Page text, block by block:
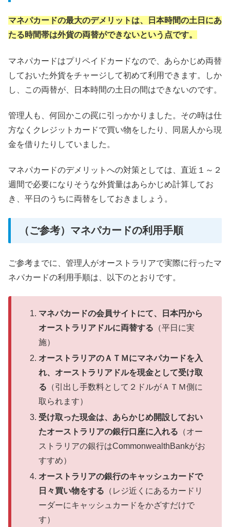
マネパカードの最大のデメリットは、日本時間の土日にあ
たる時間帯は外貨の両替ができないという点です。
マネパカードはプリペイドカードなので、あらかじめ両替
しておいた外貨をチャージして初めて利用できます。しか
し、この両替が、日本時間の土日の間はできないのです。
管理人も、何回かこの罠に引っかかりました。その時は仕
方なくクレジットカードで買い物をしたり、同居人から現
金を借りたりしていました。
マネパカードのデメリットへの対策としては、直近１～２
週間で必要になりそうな外貨量はあらかじめ計算してお
き、平日のうちに両替をしておきましょう。
（ご参考）マネパカードの利用手順
ご参考までに、管理人がオーストラリアで実際に行ったマ
ネパカードの利用手順は、以下のとおりです。
マネパカードの会員サイトにて、日本円から
オーストラリアドルに両替する （平日に実
施）
オーストラリアのＡＴＭにマネパカードを入
れ、オーストラリアドルを現金として受け取
る （引出し手数料として２ドルがＡＴＭ側に
取られます）
受け取った現金は、あらかじめ開設しておい
たオーストラリアの銀行口座に入れる （オー
ストラリアの銀行はCommonwealthBankがお
すすめ）
オーストラリアの銀行のキャッシュカードで
日々買い物をする （レジ近くにあるカードリ
ーダーにキャッシュカードをかざすだけで
す）